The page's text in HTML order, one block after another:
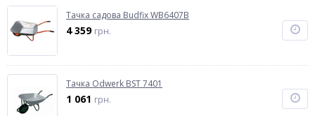
Тачка садова Budfix WB6407В
4 359 грн.
Тачка Odwerk BST 7401
1 061 грн.